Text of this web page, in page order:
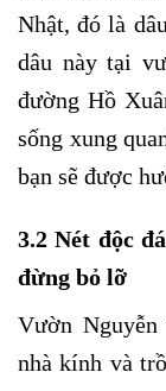
Nhật, đó là
dâu này tại
đường Hồ
sống xung
bạn sẽ được
3.2 Nét độc
đừng bỏ lỡ
Vườn
nhà kính và